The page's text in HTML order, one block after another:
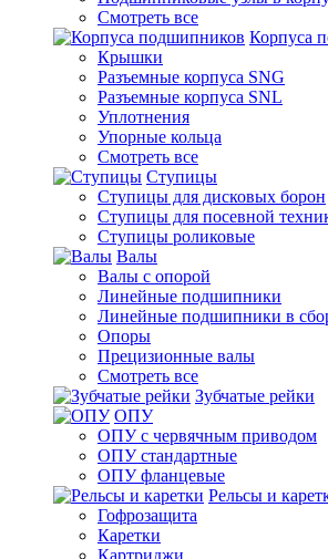
Смотреть все
Корпуса
Крышки
Разъемные корпуса SNG
Разъемные корпуса SNL
Уплотнения
Упорные кольца
Смотреть все
Ступицы
Ступицы для дисковых борон
Ступицы для посевной
Ступицы роликовые
Валы
Валы с опорой
Линейные подшипники
Линейные подшипники в
Опоры
Прецизионные валы
Смотреть все
Зубчатые рейки
ОПУ
ОПУ с червячным приводом
ОПУ стандартные
ОПУ фланцевые
Рельсы и
Гофрозащита
Каретки
Картриджи